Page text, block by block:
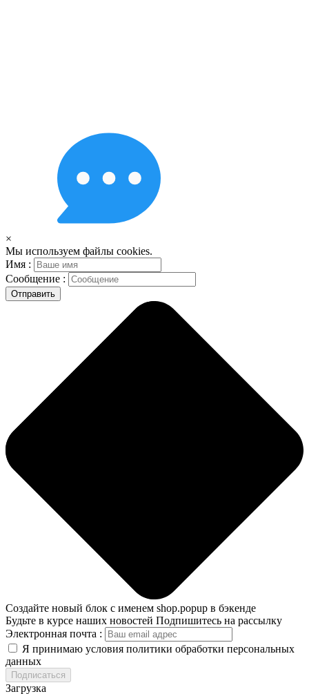
×
Мы используем файлы cookies.
Имя :
Сообщение :
Отправить
Создайте новый блок с именем shop.popup в бэкенде
Будьте в курсе наших новостей Подпишитесь на рассылку
Электронная почта :
Я принимаю условия политики обработки персональных
данных
Подписаться
Загрузка